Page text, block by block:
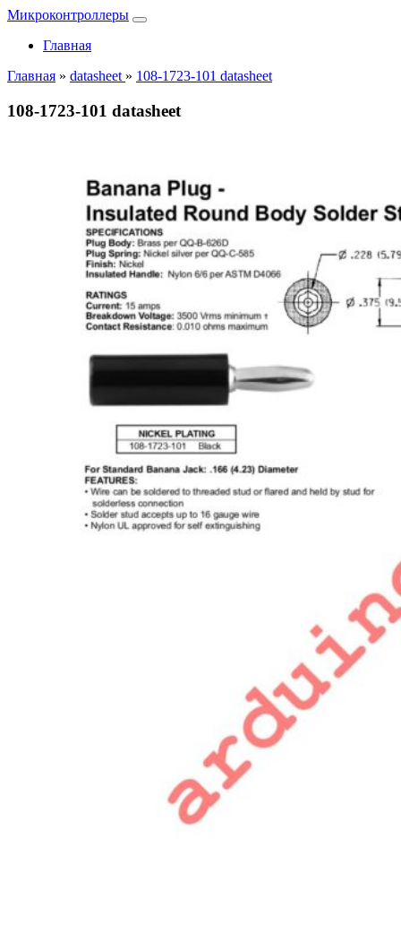
Микроконтроллеры
Главная
Главная » datasheet » 108-1723-101 datasheet
108-1723-101 datasheet